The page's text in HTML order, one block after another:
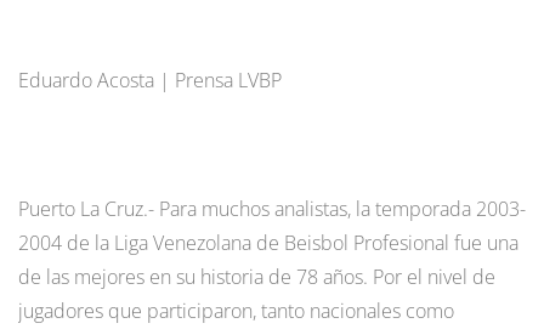
Eduardo Acosta | Prensa LVBP
Puerto La Cruz.- Para muchos analistas, la temporada 2003-
2004 de la Liga Venezolana de Beisbol Profesional fue una
de las mejores en su historia de 78 años. Por el nivel de
jugadores que participaron, tanto nacionales como